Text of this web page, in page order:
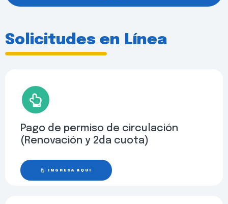
Solicitudes en Línea
Pago de permiso de circulación
(Renovación y 2da cuota)
INGRESA AQUÍ